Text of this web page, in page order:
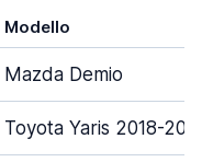
Modello
Mazda Demio
Toyota Yaris 2018-